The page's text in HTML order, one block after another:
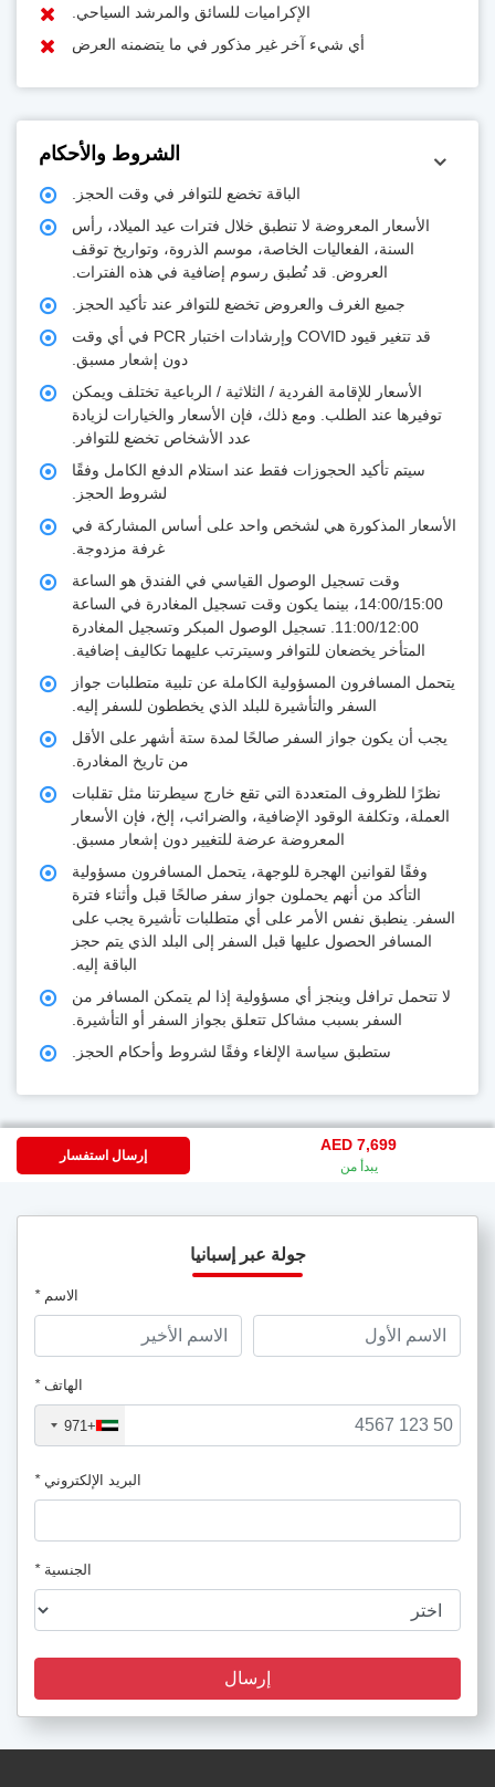
الإكراميات للسائق والمرشد السياحي.
أي شيء آخر غير مذكور في ما يتضمنه العرض
الشروط والأحكام
الباقة تخضع للتوافر في وقت الحجز.
الأسعار المعروضة لا تنطبق خلال فترات عيد الميلاد، رأس
السنة، الفعاليات الخاصة، موسم الذروة، وتواريخ توقف
العروض. قد تُطبق رسوم إضافية في هذه الفترات.
جميع الغرف والعروض تخضع للتوافر عند تأكيد الحجز.
قد تتغير قيود COVID وإرشادات اختبار PCR في أي وقت
دون إشعار مسبق.
الأسعار للإقامة الفردية / الثلاثية / الرباعية تختلف ويمكن
توفيرها عند الطلب. ومع ذلك، فإن الأسعار والخيارات لزيادة
عدد الأشخاص تخضع للتوافر.
سيتم تأكيد الحجوزات فقط عند استلام الدفع الكامل وفقًا
لشروط الحجز.
الأسعار المذكورة هي لشخص واحد على أساس المشاركة في
غرفة مزدوجة.
وقت تسجيل الوصول القياسي في الفندق هو الساعة
14:00/15:00، بينما يكون وقت تسجيل المغادرة في الساعة
11:00/12:00. تسجيل الوصول المبكر وتسجيل المغادرة
المتأخر يخضعان للتوافر وسيترتب عليهما تكاليف إضافية.
يتحمل المسافرون المسؤولية الكاملة عن تلبية متطلبات جواز
السفر والتأشيرة للبلد الذي يخططون للسفر إليه.
يجب أن يكون جواز السفر صالحًا لمدة ستة أشهر على الأقل
من تاريخ المغادرة.
نظرًا للظروف المتعددة التي تقع خارج سيطرتنا مثل تقلبات
العملة، وتكلفة الوقود الإضافية، والضرائب، إلخ، فإن الأسعار
المعروضة عرضة للتغيير دون إشعار مسبق.
وفقًا لقوانين الهجرة للوجهة، يتحمل المسافرون مسؤولية
التأكد من أنهم يحملون جواز سفر صالحًا قبل وأثناء فترة
السفر. ينطبق نفس الأمر على أي متطلبات تأشيرة يجب على
المسافر الحصول عليها قبل السفر إلى البلد الذي يتم حجز
الباقة إليه.
لا تتحمل ترافل وينجز أي مسؤولية إذا لم يتمكن المسافر من
السفر بسبب مشاكل تتعلق بجواز السفر أو التأشيرة.
ستطبق سياسة الإلغاء وفقًا لشروط وأحكام الحجز.
AED 7,699
يبدأ من
إرسال استفسار
جولة عبر إسبانيا
الاسم*
الهاتف*
+971
البريد الإلكتروني *
الجنسية*
إرسال